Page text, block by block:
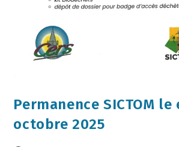
Permanence SICTOM le
octobre 2025